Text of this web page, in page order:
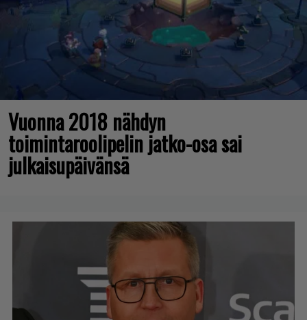
Vuonna 2018 nähdyn
toimintaroolipelin jatko-osa sai
julkaisupäivänsä